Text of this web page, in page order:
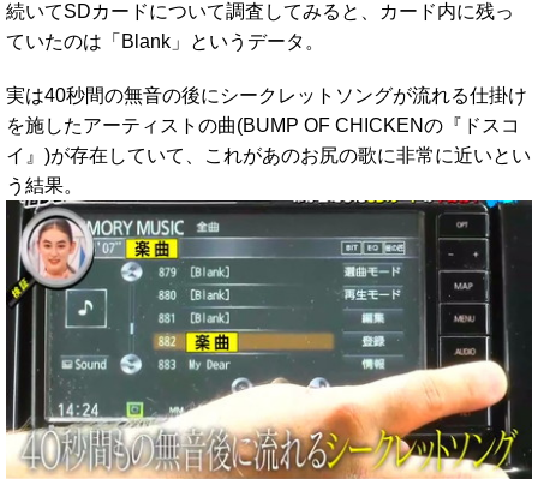
続いてSDカードについて調査してみると、カード内に残っ
ていたのは「Blank」というデータ。
実は40秒間の無音の後にシークレットソングが流れる仕掛け
を施したアーティストの曲(BUMP OF CHICKENの『ドスコ
イ』)が存在していて、これがあのお尻の歌に非常に近いとい
う結果。